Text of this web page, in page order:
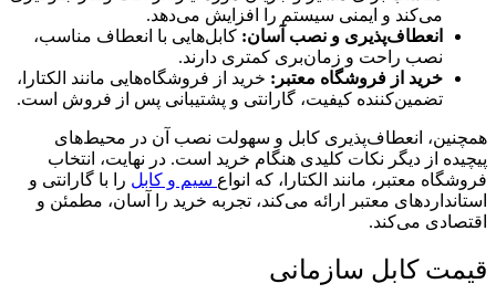
می‌کند و ایمنی سیستم را افزایش می‌دهد.
انعطاف‌پذیری و نصب آسان: کابل‌هایی با انعطاف مناسب،
نصب راحت و زمان‌بری کمتری دارند.
خرید از فروشگاه معتبر: خرید از فروشگاه‌هایی مانند الکتارا،
تضمین‌کننده کیفیت، گارانتی و پشتیبانی پس از فروش است.
همچنین، انعطاف‌پذیری کابل و سهولت نصب آن در محیط‌های
پیچیده از دیگر نکات کلیدی هنگام خرید است. در نهایت، انتخاب
فروشگاه معتبر، مانند الکتارا، که انواع سیم و کابل را با گارانتی و
استانداردهای معتبر ارائه می‌کند، تجربه خرید را آسان، مطمئن و
اقتصادی می‌کند.
قیمت کابل سازمانی